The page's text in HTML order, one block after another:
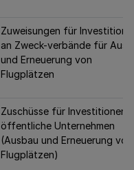
Zuweisungen für
an Zweck-verbände für
und Erneuerung von
Flugplätzen
Zuschüsse für Investitionen
öffentliche Unternehmen
(Ausbau und Erneuerung von
Flugplätzen)